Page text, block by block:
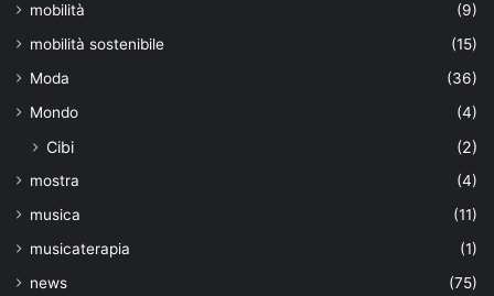
mobilità
(9)
mobilità sostenibile
(15)
Moda
(36)
Mondo
(4)
Cibi (2)
mostra
(4)
musica
(11)
musicaterapia
(1)
news
(75)